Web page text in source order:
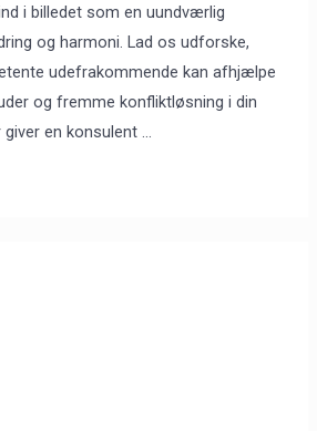
i billedet som en uundværlig
og harmoni. Lad os udforske,
udefrakommende kan afhjælpe
og fremme konfliktløsning i din
en konsulent …